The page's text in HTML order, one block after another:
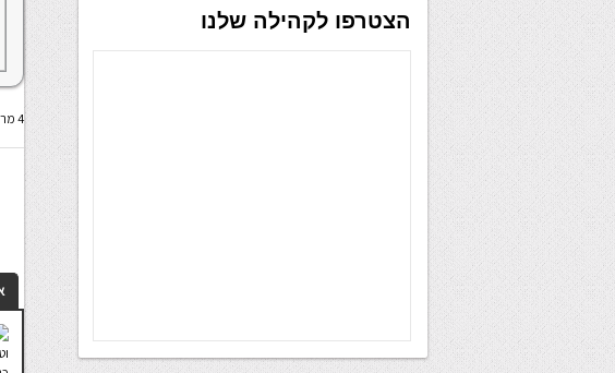
4 מרכיבים (כולל שמן ומלח) ו-5 דקות עבודה ומקבלים מעדן לחג שבועות – חצילונים במילוי קממבר
הצטרפו לקהילה שלנו